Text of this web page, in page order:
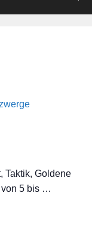
Taktik, Goldene
von 5 bis …